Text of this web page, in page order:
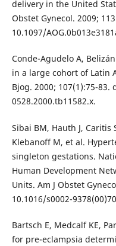
delivery in the United
Obstet Gynecol. 2009;
10.1097/
Conde-Agudelo A,
in a large cohort of Latin
Bjog. 2000; 107(1):75-83.
0528.2000.tb11582.x.
Sibai BM, Hauth J, Caritis
Klebanoff M, et al.
singleton gestations.
Human Development
Units. Am J Obstet
10.1016/s0002-
Bartsch E, Medcalf KE,
for pre-eclampsia